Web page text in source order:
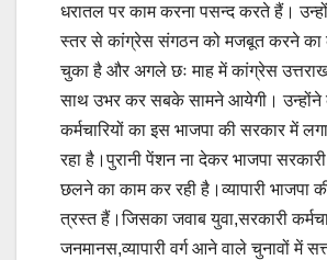
धरातल पर काम करना पसन्द करते हैं।
स्तर से कांग्रेस संगठन को मजबूत करने का
चुका है और अगले छः माह में कांग्रेस
साथ उभर कर सबके सामने आयेगी। उन्होंने
कर्मचारियों का इस भाजपा की सरकार में
रहा है।पुरानी पेंशन ना देकर भाजपा सरकारी
छलने का काम कर रही है।व्यापारी भाजपा
त्रस्त हैं।जिसका जवाब युवा,सरकारी
जनमानस,व्यापारी वर्ग आने वाले चुनावों में